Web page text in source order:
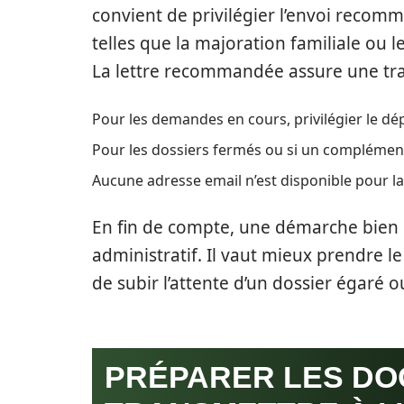
convient de privilégier l’envoi
telles que la majoration familiale ou
La lettre recommandée assure une
Pour les demandes en cours, privilégier le
Pour les dossiers fermés ou si un
Aucune adresse email n’est disponible pour
En fin de compte, une démarche
administratif. Il vaut mieux prendre
de subir l’attente d’un dossier égaré
PRÉPARER LES